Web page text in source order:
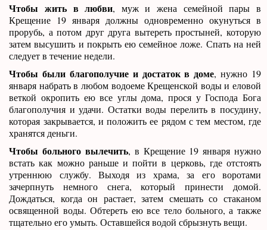
Чтобы жить в любви, муж и жена семейной пары в
Крещение 19 января должны одновременно окунуться в
прорубь, а потом друг друга вытереть простыней, которую
затем высушить и покрыть ею семейное ложе. Спать на ней
следует в течение недели.
Чтобы были благополучие и достаток в доме, нужно 19
января набрать в любом водоеме Крещенской воды и еловой
веткой окропить ею все углы дома, прося у Господа Бога
благополучия и удачи. Остатки воды перелить в посудину,
которая закрывается, и положить ее рядом с тем местом, где
хранятся деньги.
Чтобы больного вылечить, в Крещение 19 января нужно
встать как можно раньше и пойти в церковь, где отстоять
утреннюю службу. Выходя из храма, за его воротами
зачерпнуть немного снега, который принести домой.
Дождаться, когда он растает, затем смешать со стаканом
освященной воды. Обтереть ею все тело больного, а также
тщательно его умыть. Оставшейся водой сбрызнуть вещи.